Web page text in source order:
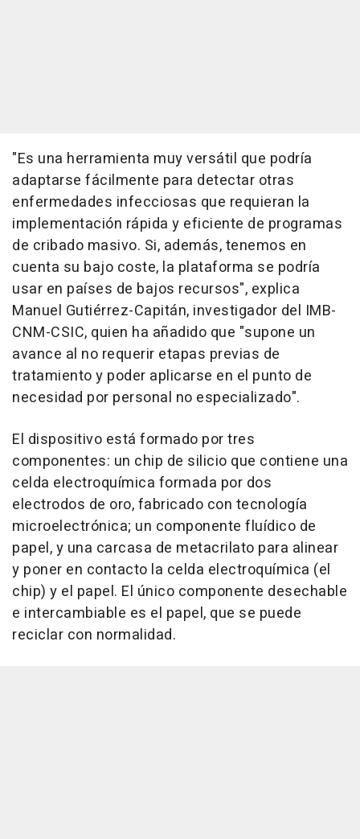
"Es una herramienta muy versátil que podría
adaptarse fácilmente para detectar otras
enfermedades infecciosas que requieran la
implementación rápida y eficiente de programas
de cribado masivo. Si, además, tenemos en
cuenta su bajo coste, la plataforma se podría
usar en países de bajos recursos", explica
Manuel Gutiérrez-Capitán, investigador del IMB-
CNM-CSIC, quien ha añadido que "supone un
avance al no requerir etapas previas de
tratamiento y poder aplicarse en el punto de
necesidad por personal no especializado".
El dispositivo está formado por tres
componentes: un chip de silicio que contiene una
celda electroquímica formada por dos
electrodos de oro, fabricado con tecnología
microelectrónica; un componente fluídico de
papel, y una carcasa de metacrilato para alinear
y poner en contacto la celda electroquímica (el
chip) y el papel. El único componente desechable
e intercambiable es el papel, que se puede
reciclar con normalidad.